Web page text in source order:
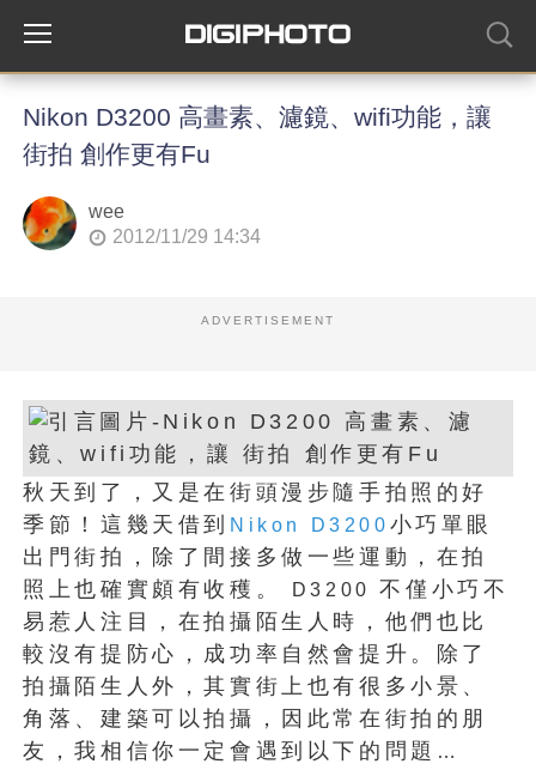
Nikon D3200 高畫素、濾鏡、wifi功能，讓
街拍 創作更有Fu
wee
2012/11/29 14:34
ADVERTISEMENT
秋天到了，又是在街頭漫步隨手拍照的好
季節！這幾天借到
Nikon D3200 小巧單眼
出門街拍，除了間接多做一些運動，在拍
照上也確實頗有收穫。
D3200不僅小巧不
易惹人注目，在拍攝陌生人時，他們也比
較沒有提防心，成功率自然會提升。除了
拍攝陌生人外，其實街上也有很多小景、
角落、建築可以拍攝，因此常在街拍的朋
友，我相信你一定會遇到以下的問題 …